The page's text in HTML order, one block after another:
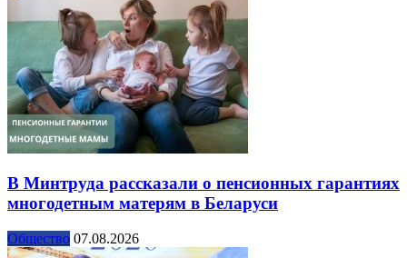
В Минтруда рассказали о пенсионных гарантиях
многодетным матерям в Беларуси
Общество 07.08.2026